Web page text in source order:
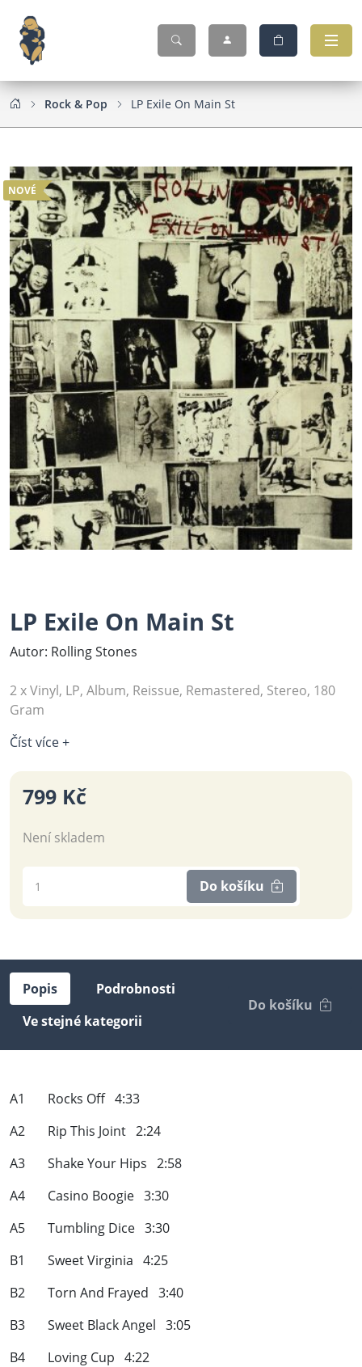
Rock & Pop LP Exile On Main St
NOVÉ
LP Exile On Main St
Autor: Rolling Stones
2 x Vinyl, LP, Album, Reissue, Remastered, Stereo, 180
Gram
Číst více +
799 Kč
Není skladem
Do košíku
Popis
Podrobnosti
Ve stejné kategorii
Do košíku
A1 Rocks Off 4:33
A2 Rip This Joint 2:24
A3 Shake Your Hips 2:58
A4 Casino Boogie 3:30
A5 Tumbling Dice 3:30
B1 Sweet Virginia 4:25
B2 Torn And Frayed 3:40
B3 Sweet Black Angel 3:05
B4 Loving Cup 4:22